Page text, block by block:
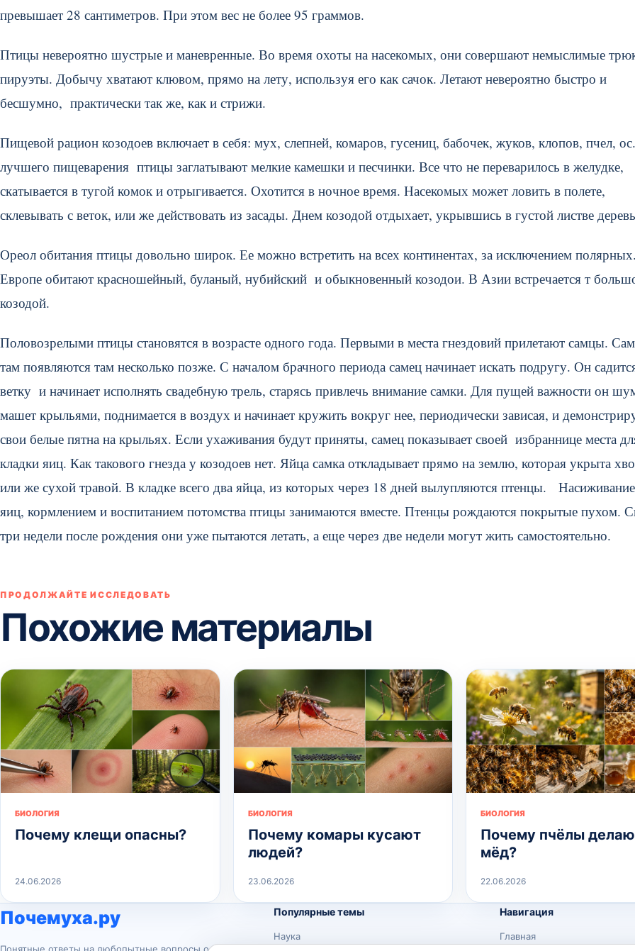
превышает 28 сантиметров. При этом вес не более 95 граммов.
Птицы невероятно шустрые и маневренные. Во время охоты на насекомых, они совершают немыслимые
пируэты. Добычу хватают клювом, прямо на лету, используя его как сачок. Летают невероятно быстро и
бесшумно, практически так же, как и стрижи.
Пищевой рацион козодоев включает в себя: мух, слепней, комаров, гусениц, бабочек, жуков, клопов, пчел,
лучшего пищеварения птицы заглатывают мелкие камешки и песчинки. Все что не переварилось в желудке,
скатывается в тугой комок и отрыгивается. Охотится в ночное время. Насекомых может ловить в полете,
склевывать с веток, или же действовать из засады. Днем козодой отдыхает, укрывшись в густой листве
Ореол обитания птицы довольно широк. Ее можно встретить на всех континентах, за исключением
Европе обитают красношейный, буланый, нубийский и обыкновенный козодои. В Азии встречается т
козодой.
Половозрелыми птицы становятся в возрасте одного года. Первыми в места гнездовий прилетают самцы.
там появляются там несколько позже. С началом брачного периода самец начинает искать подругу. Он
ветку и начинает исполнять свадебную трель, старясь привлечь внимание самки. Для пущей важности он
машет крыльями, поднимается в воздух и начинает кружить вокруг нее, периодически зависая, и
свои белые пятна на крыльях. Если ухаживания будут приняты, самец показывает своей избраннице места
кладки яиц. Как такового гнезда у козодоев нет. Яйца самка откладывает прямо на землю, которая укрыта
или же сухой травой. В кладке всего два яйца, из которых через 18 дней вылупляются птенцы.
яиц, кормлением и воспитанием потомства птицы занимаются вместе. Птенцы рождаются покрытые пухом.
три недели после рождения они уже пытаются летать, а еще через две недели могут жить самостоятельно.
ПРОДОЛЖАЙТЕ ИССЛЕДОВАТЬ
Похожие материалы
БИОЛОГИЯ
Почему клещи опасны?
24.06.2026
БИОЛОГИЯ
Почему комары кусают
людей?
23.06.2026
БИОЛОГИЯ
Почему пчёлы
мёд?
22.06.2026
Почемуха.ру
Понятные ответы на любопытные вопросы о
Популярные темы
Наука
Навигация
Главная